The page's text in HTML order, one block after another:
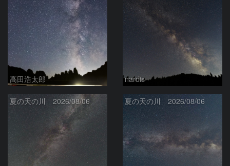
高田浩太郎 nardis
夏の天の川 2026/08/06 夏の天の川 2026/08/06